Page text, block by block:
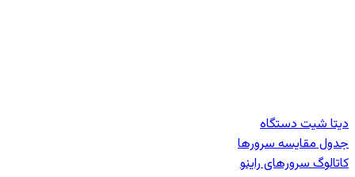
دیتا شیت دستگاه
جدول مقایسه‌ سرورها
کاتالوگ سرورهای راینو